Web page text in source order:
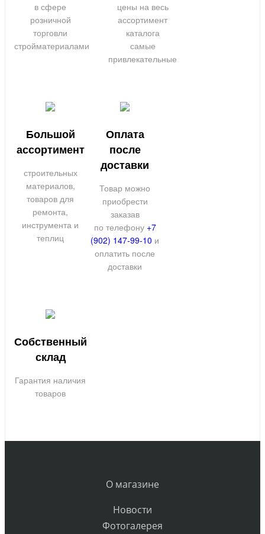
в сфере
розничной
торговли
стройматериалами
цены на весь
ассортимент
каталога
самые
привлекательные
Большой
ассортимент
строительных
материалов,
товаров для
ремонта,
инструмента и
теплиц
Оплата
после
доставки
Товар можно
приобрести
заказав
по телефону +7
(902) 147-99-10 и
оплатить после
доставки
Собственный
склад
Гарантия наличия
товаров
О магазине
Новости
Фотогалерея